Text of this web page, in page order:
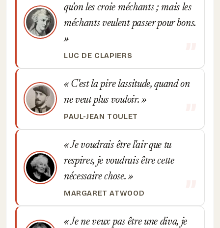
qu'on les croie méchants ; mais les
méchants veulent passer pour bons.
LUC DE CLAPIERS
C'est la pire lassitude, quand on
ne veut plus vouloir.
PAUL-JEAN TOULET
Je voudrais être l'air que tu
respires, je voudrais être cette
nécessaire chose.
MARGARET ATWOOD
Je ne veux pas être une diva, je